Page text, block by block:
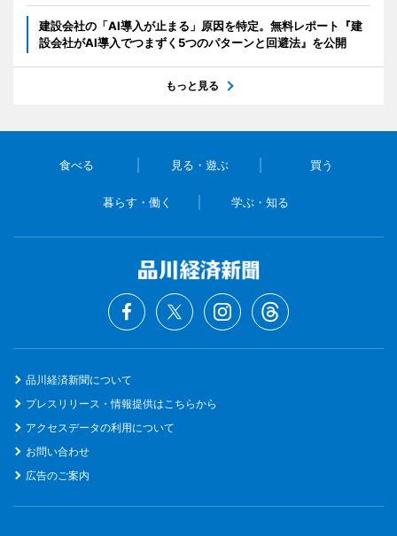
建設会社の「AI導入が止まる」原因を特定。無料レポート『建
設会社がAI導入でつまずく5つのパターンと回避法』を公開
もっと見る
食べる 見る・遊ぶ 買う
暮らす・働く 学ぶ・知る
品川経済新聞について
プレスリリース・情報提供はこちらから
アクセスデータの利用について
お問い合わせ
広告のご案内